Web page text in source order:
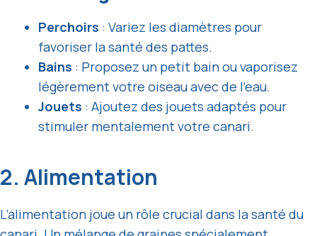
Perchoirs : Variez les diamètres pour
favoriser la santé des pattes.
Bains : Proposez un petit bain ou vaporisez
légèrement votre oiseau avec de l’eau.
Jouets : Ajoutez des jouets adaptés pour
stimuler mentalement votre canari.
2. Alimentation
L’alimentation joue un rôle crucial dans la santé du